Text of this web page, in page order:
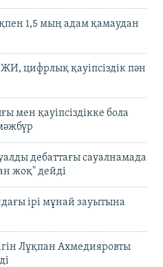
1,5 мың адам қамаудан
цифрлық қауіпсіздік пән
мен қауіпсіздікке бола
дебаттағы сауалнамада
жоқ" дейді
ірі мұнай зауытына
Лұқпан Ахмедияровты